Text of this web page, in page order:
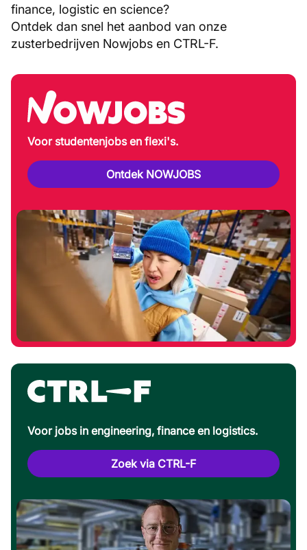
finance, logistic en science?
Ontdek dan snel het aanbod van onze
zusterbedrijven Nowjobs en CTRL-F.
Voor studentenjobs en flexi's.
Ontdek NOWJOBS
Voor jobs in engineering, finance en logistics.
Zoek via CTRL-F